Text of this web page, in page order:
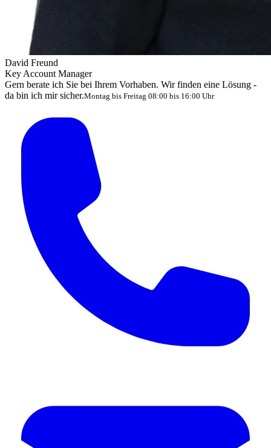
David Freund
Key Account Manager
Gern berate ich Sie bei Ihrem Vorhaben. Wir finden eine Lösung -
da bin ich mir sicher.Montag bis Freitag 08:00 bis 16:00 Uhr